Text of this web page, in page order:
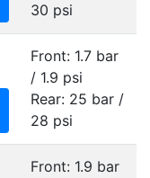
30 psi
Front: 1.7 bar
/ 1.9 psi
Rear: 25 bar /
28 psi
Front: 1.9 bar